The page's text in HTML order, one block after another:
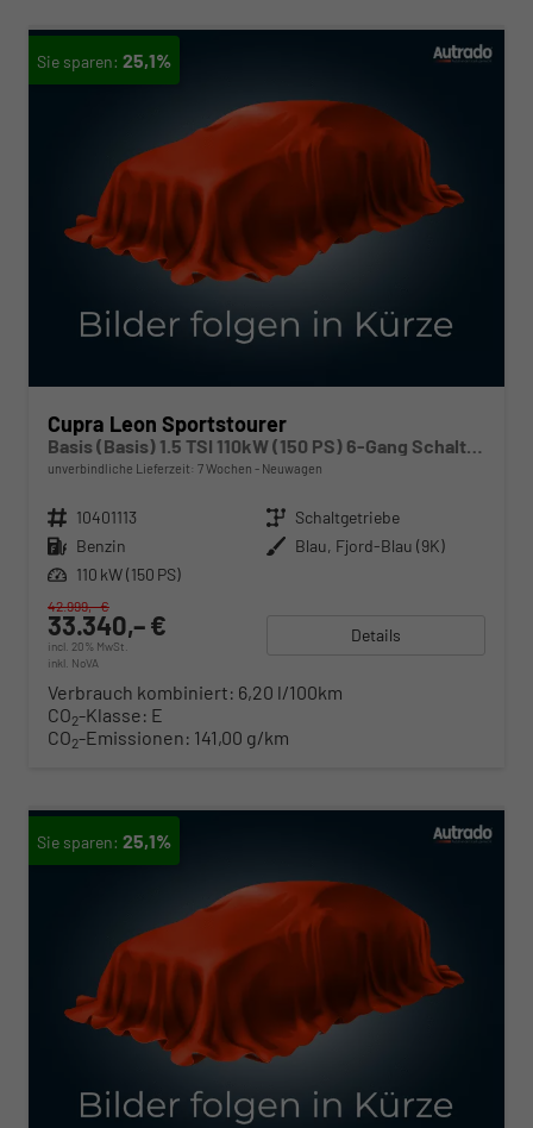
25,1%
Cupra Leon Sportstourer
Basis (Basis) 1.5 TSI 110kW (150 PS) 6-Gang Schaltgetriebe
unverbindliche Lieferzeit: 7 Wochen Neuwagen
Fahrzeugnr. 10401113 Getriebe Schaltgetriebe
Kraftstoff Benzin Außenfarbe Blau, Fjord-Blau (9K)
Leistung 110 kW (150 PS)
33.340,– €
incl. 20% MwSt.
inkl. NoVA
42.999,– €
Details
Verbrauch kombiniert: 6,20 l/100km
CO2-Klasse: E
CO2-Emissionen: 141,00 g/km
25,1%